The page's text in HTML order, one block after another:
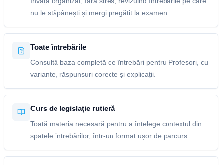
nu le stăpânești și mergi pregătit la examen.
Toate întrebările
Consultă baza completă de întrebări pentru Profesori, cu
variante, răspunsuri corecte și explicații.
Curs de legislație rutieră
Toată materia necesară pentru a înțelege contextul din
spatele întrebărilor, într-un format ușor de parcurs.